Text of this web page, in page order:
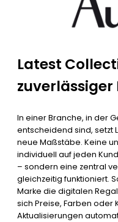
Latest
zuverlässiger
In einer Branche, in der
entscheidend sind, setzt
neue Maßstäbe. Keine
individuell auf jeden
– sondern eine zentral
gleichzeitig funktioniert.
Marke die digitalen
sich Preise, Farben oder
Aktualisierungen